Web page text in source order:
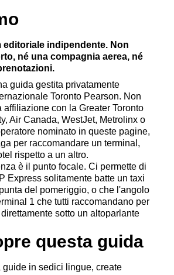
editoriale indipendente. Non
né una compagnia aerea, né
guida gestita privatamente
Toronto Pearson. Non
affiliazione con la Greater Toronto
Air Canada, WestJet, Metrolinx o
nominato in queste pagine,
per raccomandare un terminal,
rispetto a un altro.
è il punto focale. Ci permette di
Express solitamente batte un taxi
del pomeriggio, o che l'angolo
1 che tutti raccomandano per
sotto un altoparlante
questa guida
in sedici lingue, create